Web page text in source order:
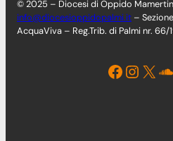
© 2025 – Diocesi di Oppido
info@diocesioppidopalmi.it –
AcquaViva – Reg.Trib. di Palmi nr. 66/
Facebook Instagram X Soundcloud